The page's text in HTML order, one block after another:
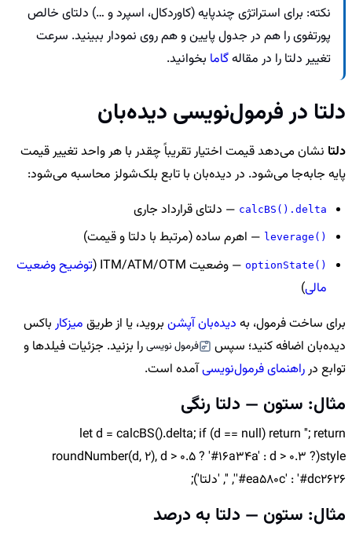
نکته: برای استراتژی چندپایه (کاوردکال، اسپرد و …) دلتای خالص
پورتفوی را هم در جدول پایین و هم روی نمودار ببینید. سرعت
تغییر دلتا را در مقالهگامابخوانید.
دلتا در فرمول‌نویسی دیده‌بان
دلتانشان می‌دهد قیمت اختیار تقریباً چقدر با هر واحد تغییر قیمت
پایه جابه‌جا می‌شود. در دیده‌بان با تابع بلک‌شولز محاسبه می‌شود:
calcBS().delta— دلتای قرارداد جاری
leverage()— اهرم ساده (مرتبط با دلتا و قیمت)
optionState()— وضعیت ITM/ATM/OTM (
توضیح وضعیت
مالی)
برای ساخت فرمول، بهدیده‌بان آپشنبروید، یا از طریقمیزکارباکس
دیده‌بان اضافه کنید؛ سپس
فرمول نویسیرا بزنید. جزئیات فیلدها و
توابع درراهنمای فرمول‌نویسیآمده است.
مثال: ستون — دلتا رنگی
let d = calcBS().delta; if (d == null) return ''; return
style(roundNumber(d, 2), d > 0.5 ? '#16a34a' : d > 0.3 ?
'#ea580c' : '#dc2626', '', 'دلتا');
مثال: ستون — دلتا به درصد